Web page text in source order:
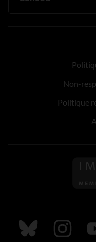
Non-
Politique
Suivez nous sur
Suivez